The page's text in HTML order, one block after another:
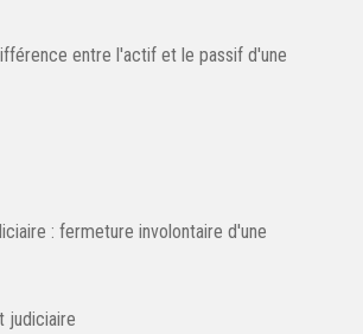
entre l'actif et le passif d'une
: fermeture involontaire d'une
judiciaire